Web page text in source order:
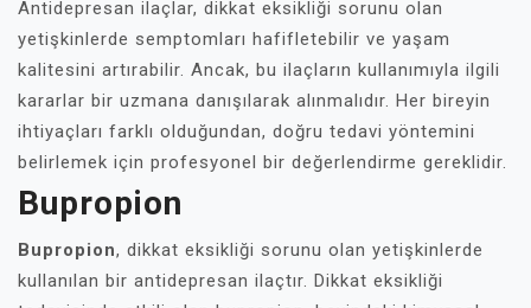
Antidepresan ilaçlar, dikkat eksikliği sorunu olan
yetişkinlerde semptomları hafifletebilir ve yaşam
kalitesini artırabilir. Ancak, bu ilaçların kullanımıyla ilgili
kararlar bir uzmana danışılarak alınmalıdır. Her bireyin
ihtiyaçları farklı olduğundan, doğru tedavi yöntemini
belirlemek için profesyonel bir değerlendirme gereklidir.
Bupropion
Bupropion, dikkat eksikliği sorunu olan yetişkinlerde
kullanılan bir antidepresan ilaçtır. Dikkat eksikliği